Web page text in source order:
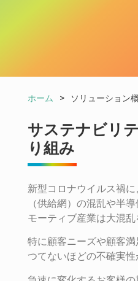
ホーム > ソリューション
サステナビリ
り組み
新型コロナウイルス禍
（供給網）の混乱や半
モーティブ産業は大混乱
特に顧客ニーズや顧客
つてないほどの不確実性